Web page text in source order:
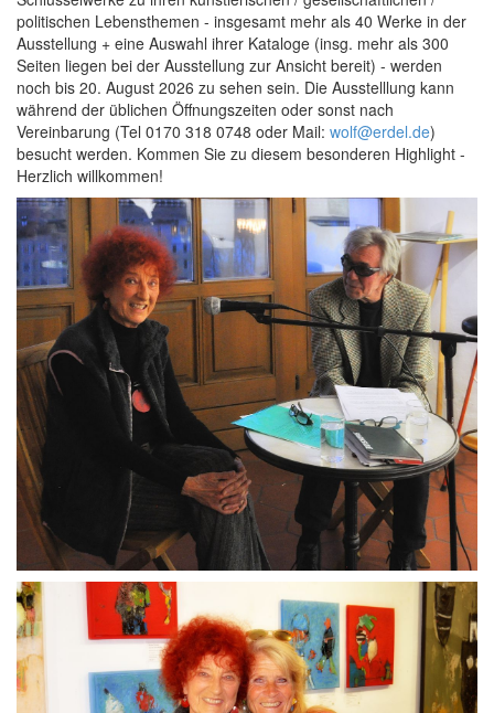
politischen Lebensthemen - insgesamt mehr als 40 Werke in der
Ausstellung + eine Auswahl ihrer Kataloge (insg. mehr als 300
Seiten liegen bei der Ausstellung zur Ansicht bereit) - werden
noch bis 20. August 2026 zu sehen sein. Die Ausstelllung kann
während der üblichen Öffnungszeiten oder sonst nach
Vereinbarung (Tel 0170 318 0748 oder Mail: wolf@erdel.de)
besucht werden. Kommen Sie zu diesem besonderen Highlight -
Herzlich willkommen!